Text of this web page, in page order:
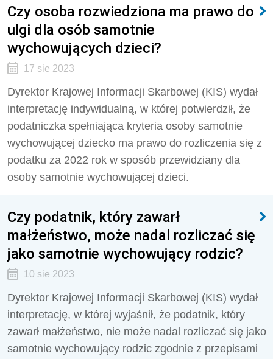
Czy osoba rozwiedziona ma prawo do
ulgi dla osób samotnie
wychowujących dzieci?
17 sie 2023
Dyrektor Krajowej Informacji Skarbowej (KIS) wydał
interpretację indywidualną, w której potwierdził, że
podatniczka spełniająca kryteria osoby samotnie
wychowującej dziecko ma prawo do rozliczenia się z
podatku za 2022 rok w sposób przewidziany dla
osoby samotnie wychowującej dzieci.
Czy podatnik, który zawarł
małżeństwo, może nadal rozliczać się
jako samotnie wychowujący rodzic?
10 sie 2023
Dyrektor Krajowej Informacji Skarbowej (KIS) wydał
interpretację, w której wyjaśnił, że podatnik, który
zawarł małżeństwo, nie może nadal rozliczać się jako
samotnie wychowujący rodzic zgodnie z przepisami